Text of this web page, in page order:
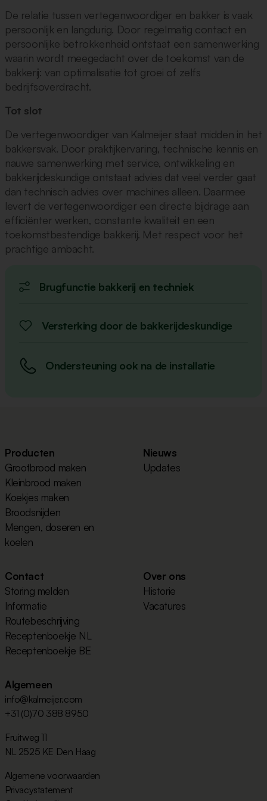
De relatie tussen vertegenwoordiger en bakker is vaak
persoonlijk en langdurig. Door regelmatig contact en
persoonlijke betrokkenheid ontstaat een samenwerking
waarin wordt meegedacht over de toekomst van de
bakkerij: van optimalisatie tot groei of zelfs
bedrijfsoverdracht.
Tot slot
De vertegenwoordiger van Kalmeijer staat midden in het
bakkersvak. Door praktijkervaring, technische kennis en
nauwe samenwerking met service, ontwikkeling en
bakkerijdeskundige ontstaat advies dat veel verder gaat
dan technisch advies over machines alleen. Daarmee
levert de vertegenwoordiger een directe bijdrage aan
efficiënter werken, constante kwaliteit en een
toekomstbestendige bakkerij. Met respect voor het
prachtige ambacht.
Brugfunctie bakkerij en techniek
Versterking door de bakkerijdeskundige
Ondersteuning ook na de installatie
Producten
Grootbrood maken
Kleinbrood maken
Koekjes maken
Broodsnijden
Mengen, doseren en
koelen
Nieuws
Updates
Contact
Storing melden
Informatie
Routebeschrijving
Receptenboekje NL
Receptenboekje BE
Over ons
Historie
Vacatures
Algemeen
info@kalmeijer.com
+31 (0)70 388 8950
Fruitweg 11
NL 2525 KE Den Haag
Algemene voorwaarden
Privacystatement